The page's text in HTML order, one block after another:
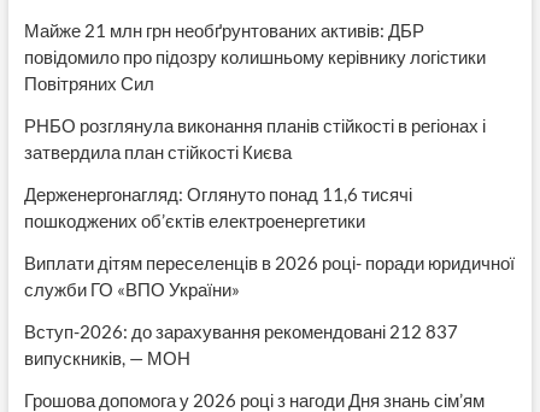
Майже 21 млн грн необґрунтованих активів: ДБР
повідомило про підозру колишньому керівнику логістики
Повітряних Сил
РНБО розглянула виконання планів стійкості в регіонах і
затвердила план стійкості Києва
Держенергонагляд: Оглянуто понад 11,6 тисячі
пошкоджених об’єктів електроенергетики
Виплати дітям переселенців в 2026 році- поради юридичної
служби ГО «ВПО України»
Вступ-2026: до зарахування рекомендовані 212 837
випускників, — МОН
Грошова допомога у 2026 році з нагоди Дня знань сім’ям